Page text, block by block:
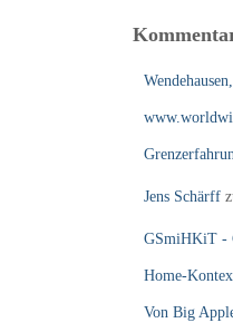
Jens Schärff
GSmiHKiT -
Home-
Von Big